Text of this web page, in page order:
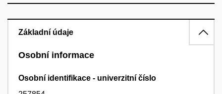
Základní údaje
Osobní informace
Osobní identifikace - univerzitní číslo